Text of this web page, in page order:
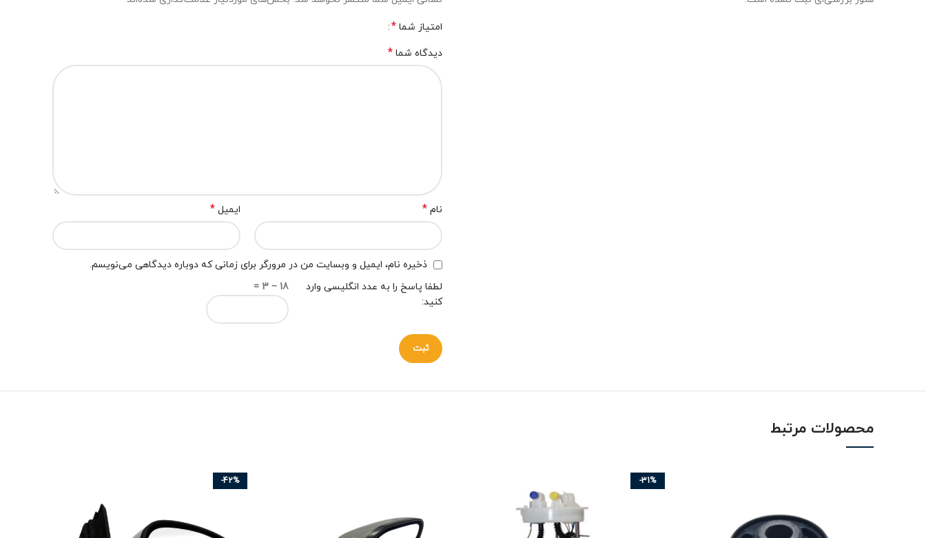
امتیاز شما *
دیدگاه شما *
نام * ایمیل *
ذخیره نام، ایمیل و وبسایت من در مرورگر برای زمانی که دوباره دیدگاهی می‌نویسم.
لطفا پاسخ را به عدد انگلیسی وارد
کنید:
18 − 3 =
محصولات مرتبط
-31%
-42%